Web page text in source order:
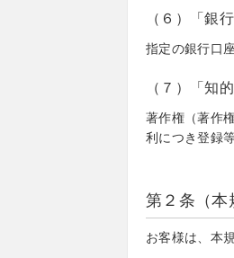
（６）「銀
指定の銀行口
（７）「知
著作権（著作
利につき登録
第２条（本
お客様は、本